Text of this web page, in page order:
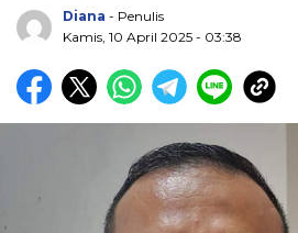
Diana - Penulis
Kamis, 10 April 2025 - 03:38